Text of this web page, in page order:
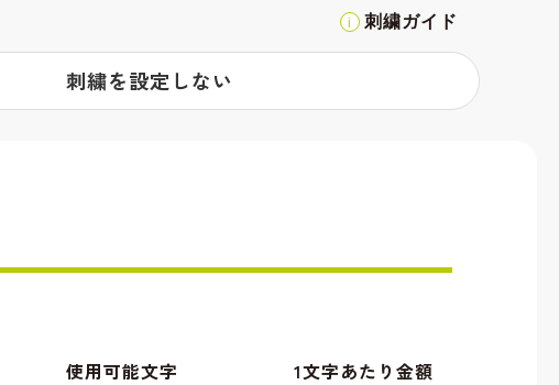
刺繍ガイド
刺繍を設定しない
使用可能文字 1文字あたり金額